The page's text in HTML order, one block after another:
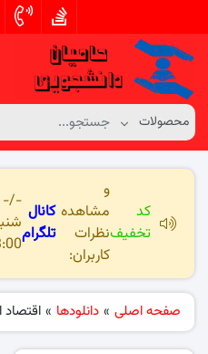
کد
تخفیف
و
مشاهده
نظرات
کاربران:
کانال
تلگرام
-/-
13:00 تا
صفحه اصلی » دانلودها » اقتصاد